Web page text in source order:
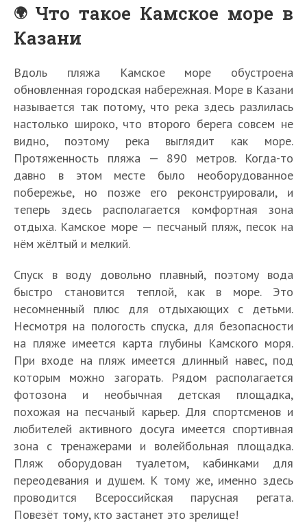
Что такое Камское море в
Казани
Вдоль пляжа Камское море обустроена
обновленная городская набережная. Море в Казани
называется так потому, что река здесь разлилась
настолько широко, что второго берега совсем не
видно, поэтому река выглядит как море.
Протяженность пляжа — 890 метров. Когда-то
давно в этом месте было необорудованное
побережье, но позже его реконструировали, и
теперь здесь располагается комфортная зона
отдыха. Камское море — песчаный пляж, песок на
нём жёлтый и мелкий.
Спуск в воду довольно плавный, поэтому вода
быстро становится теплой, как в море. Это
несомненный плюс для отдыхающих с детьми.
Несмотря на пологость спуска, для безопасности
на пляже имеется карта глубины Камского моря.
При входе на пляж имеется длинный навес, под
которым можно загорать. Рядом располагается
фотозона и необычная детская площадка,
похожая на песчаный карьер. Для спортсменов и
любителей активного досуга имеется спортивная
зона с тренажерами и волейбольная площадка.
Пляж оборудован туалетом, кабинками для
переодевания и душем. К тому же, именно здесь
проводится Всероссийская парусная регата.
Повезёт тому, кто застанет это зрелище!